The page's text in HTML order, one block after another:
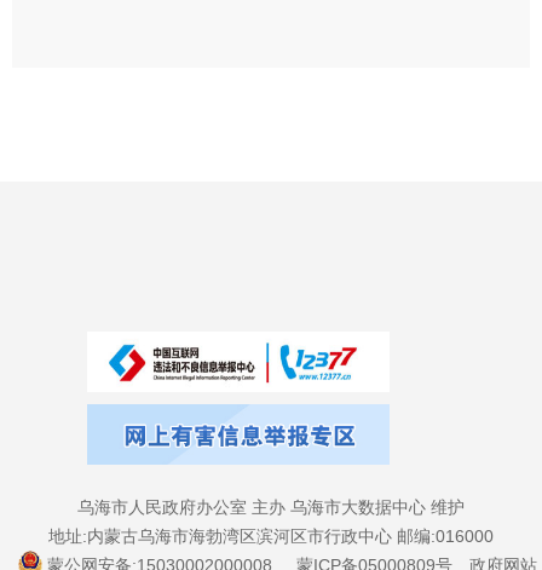
乌海市人民政府办公室 主办 乌海市大数据中心 维护
地址:内蒙古乌海市海勃湾区滨河区市行政中心 邮编:016000
蒙公网安备:15030002000008
蒙ICP备05000809号 政府网站